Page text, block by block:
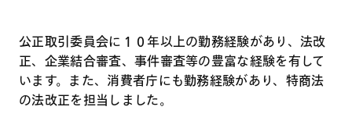
公正取引委員会に１０年以上の勤務経験があり、法改
正、企業結合審査、事件審査等の豊富な経験を有して
います。また、消費者庁にも勤務経験があり、特商法
の法改正を担当しました。